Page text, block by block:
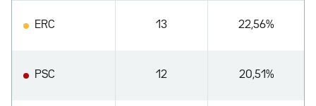
ERC 13 22,56%
PSC 12 20,51%